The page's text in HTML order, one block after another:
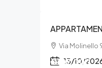
Via Molinello
13/10/
€107.000